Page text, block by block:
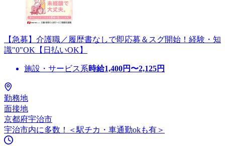
【急募】介護職／履歴書なしで即応募＆スグ開始！経験・知
識"0"OK【日払いOK】
施設・サービス系時給1,400円〜2,125円
勤務地
面接地
京都府宇治市
宇治市内に多数！＜駅チカ・車通勤okも有＞